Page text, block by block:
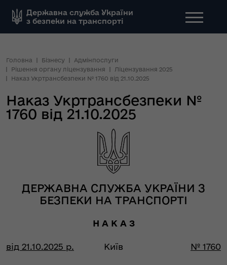
Державна служба України
з безпеки на транспорті
Головна Бізнесу
Адмінпослуги
Рішення органу ліцензування
Ліцензування 2025
Наказ Укртрансбезпеки № 1760 від 21.10.2025
Наказ Укртрансбезпеки №
1760 від 21.10.2025
ДЕРЖАВНА СЛУЖБА УКРАЇНИ З
БЕЗПЕКИ НА ТРАНСПОРТІ
Н А К А З
від 21.10.2025 р. Київ № 1760